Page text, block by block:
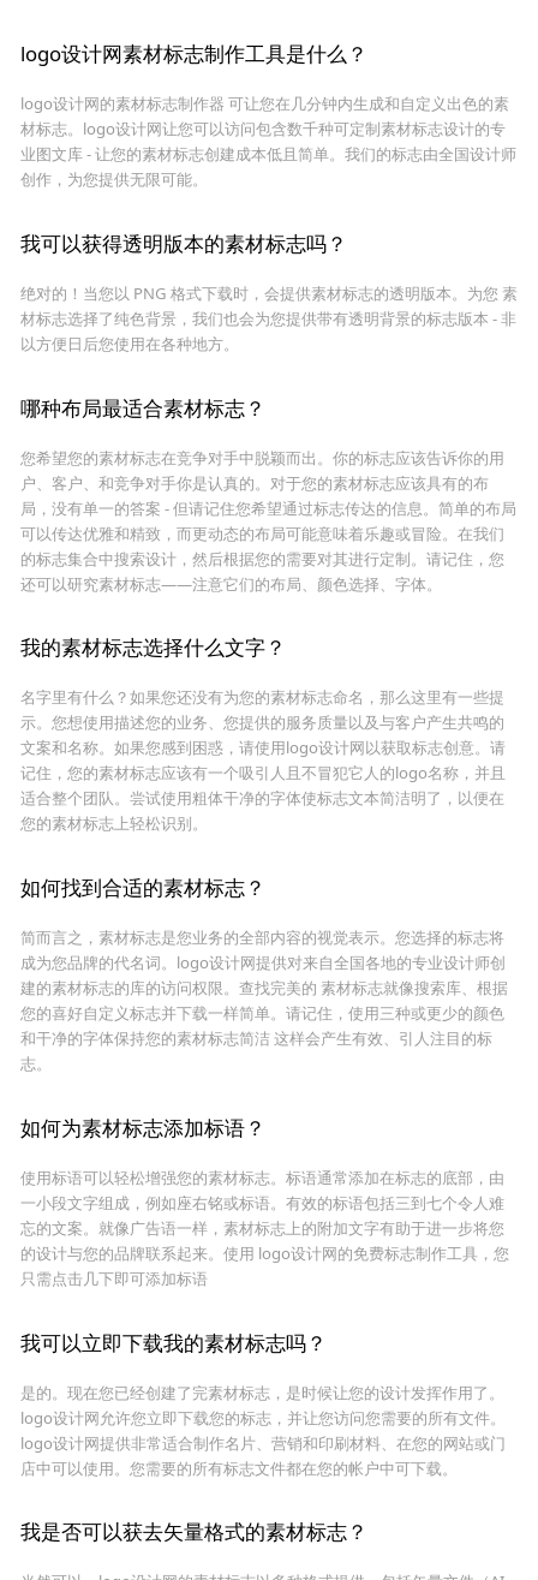
logo设计网素材标志制作工具是什么？
logo设计网的素材标志制作器 可让您在几分钟内生成和自定义出色的素
材标志。logo设计网让您可以访问包含数千种可定制素材标志设计的专
业图文库 - 让您的素材标志创建成本低且简单。我们的标志由全国设计师
创作，为您提供无限可能。
我可以获得透明版本的素材标志吗？
绝对的！当您以 PNG 格式下载时，会提供素材标志的透明版本。为您 素
材标志选择了纯色背景，我们也会为您提供带有透明背景的标志版本 - 非
以方便日后您使用在各种地方。
哪种布局最适合素材标志？
您希望您的素材标志在竞争对手中脱颖而出。你的标志应该告诉你的用
户、客户、和竞争对手你是认真的。对于您的素材标志应该具有的布
局，没有单一的答案 - 但请记住您希望通过标志传达的信息。简单的布局
可以传达优雅和精致，而更动态的布局可能意味着乐趣或冒险。在我们
的标志集合中搜索设计，然后根据您的需要对其进行定制。请记住，您
还可以研究素材标志——注意它们的布局、颜色选择、字体。
我的素材标志选择什么文字？
名字里有什么？如果您还没有为您的素材标志命名，那么这里有一些提
示。您想使用描述您的业务、您提供的服务质量以及与客户产生共鸣的
文案和名称。如果您感到困惑，请使用logo设计网以获取标志创意。请
记住，您的素材标志应该有一个吸引人且不冒犯它人的logo名称，并且
适合整个团队。尝试使用粗体干净的字体使标志文本简洁明了，以便在
您的素材标志上轻松识别。
如何找到合适的素材标志？
简而言之，素材标志是您业务的全部内容的视觉表示。您选择的标志将
成为您品牌的代名词。logo设计网提供对来自全国各地的专业设计师创
建的素材标志的库的访问权限。查找完美的 素材标志就像搜索库、根据
您的喜好自定义标志并下载一样简单。请记住，使用三种或更少的颜色
和干净的字体保持您的素材标志简洁 这样会产生有效、引人注目的标
志。
如何为素材标志添加标语？
使用标语可以轻松增强您的素材标志。标语通常添加在标志的底部，由
一小段文字组成，例如座右铭或标语。有效的标语包括三到七个令人难
忘的文案。就像广告语一样，素材标志上的附加文字有助于进一步将您
的设计与您的品牌联系起来。使用 logo设计网的免费标志制作工具，您
只需点击几下即可添加标语
我可以立即下载我的素材标志吗？
是的。现在您已经创建了完素材标志，是时候让您的设计发挥作用了。
logo设计网允许您立即下载您的标志，并让您访问您需要的所有文件。
logo设计网提供非常适合制作名片、营销和印刷材料、在您的网站或门
店中可以使用。您需要的所有标志文件都在您的帐户中可下载。
我是否可以获去矢量格式的素材标志？